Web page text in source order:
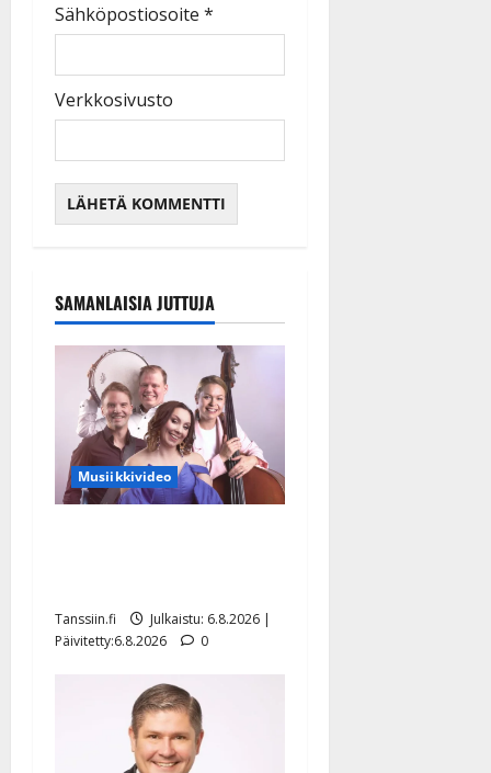
Sähköpostiosoite *
Verkkosivusto
SAMANLAISIA JUTTUJA
Musiikkivideo
Tanssiin.fi
Julkaistu: 6.8.2026 |
Päivitetty:6.8.2026
0